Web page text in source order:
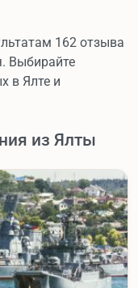
162 отзыва
Выбирайте
в Ялте и
из Ялты